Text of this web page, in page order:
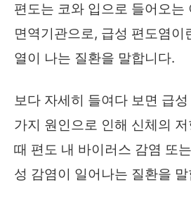
편도는 코와 입으로 들어오는
면역기관으로, 급성 편도염이
열이 나는 질환을 말합니다.
보다 자세히 들여다 보면 급
가지 원인으로 인해 신체의
때 편도 내 바이러스 감염 또
성 감염이 일어나는 질환을